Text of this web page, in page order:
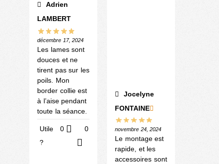
Adrien
LAMBERT
décembre 17, 2024
Les lames sont
douces et ne
tirent pas sur les
poils. Mon
border collie est
à l’aise pendant
toute la séance.
Utile
?
0 0
Jocelyne
FONTAINE
novembre 24, 2024
Le montage est
rapide, et les
accessoires sont